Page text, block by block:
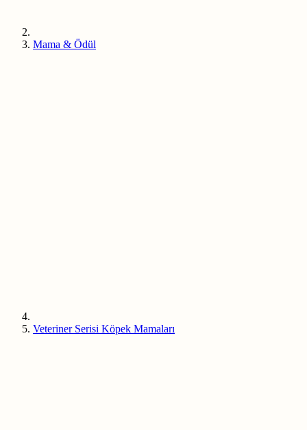
Mama & Ödül
Veteriner Serisi Köpek Mamaları